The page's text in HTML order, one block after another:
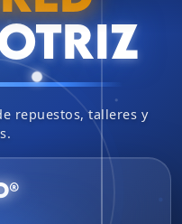
repuestos, talleres y